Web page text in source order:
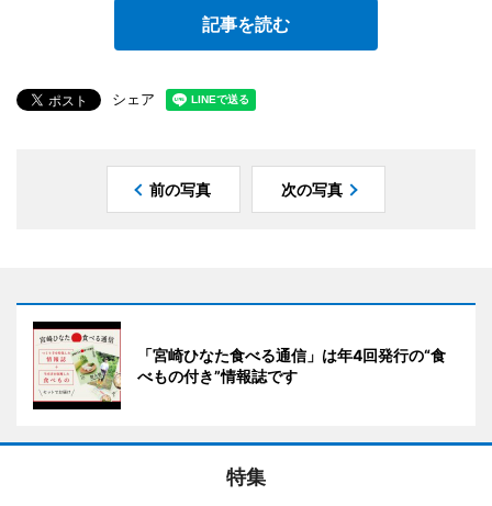
記事を読む
シェア
前の写真 次の写真
「宮崎ひなた食べる通信」は年4回発行の“食
べもの付き”情報誌です
特集